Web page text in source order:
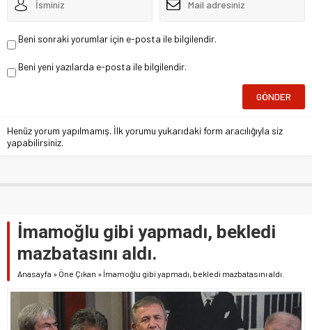
Beni sonraki yorumlar için e-posta ile bilgilendir.
Beni yeni yazılarda e-posta ile bilgilendir.
Henüz yorum yapılmamış. İlk yorumu yukarıdaki form aracılığıyla siz
yapabilirsiniz.
İmamoğlu gibi yapmadı, bekledi
mazbatasını aldı.
Anasayfa » Öne Çıkan » İmamoğlu gibi yapmadı, bekledi mazbatasını aldı.